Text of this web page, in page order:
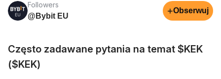
Followers
@Bybit EU
+Obserwuj
Często zadawane pytania na temat $KEK
($KEK)